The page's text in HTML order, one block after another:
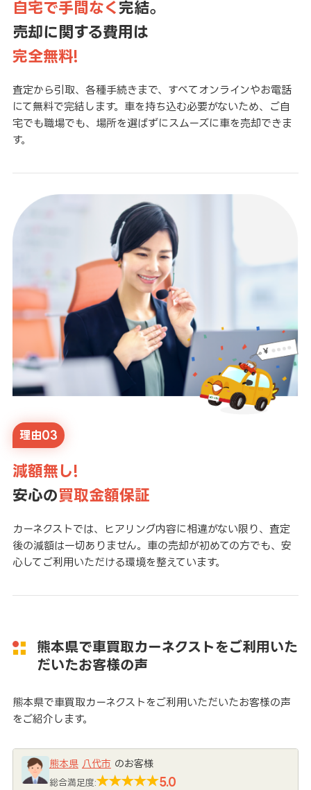
自宅で手間なく 完結。
売却に関する費用は
完全無料!
査定から引取、各種手続きまで、すべてオンラインやお電話
にて無料で完結します。車を持ち込む必要がないため、ご自
宅でも職場でも、場所を選ばずにスムーズに車を売却できま
す。
理由03
減額無し!
安心の買取金額保証
カーネクストでは、ヒアリング内容に相違がない限り、査定
後の減額は一切ありません。車の売却が初めての方でも、安
心してご利用いただける環境を整えています。
熊本県で車買取カーネクストをご利用いた
だいたお客様の声
熊本県で車買取カーネクストをご利用いただいたお客様の声
をご紹介します。
熊本県 八代市 のお客様
総合満足度: 5.0